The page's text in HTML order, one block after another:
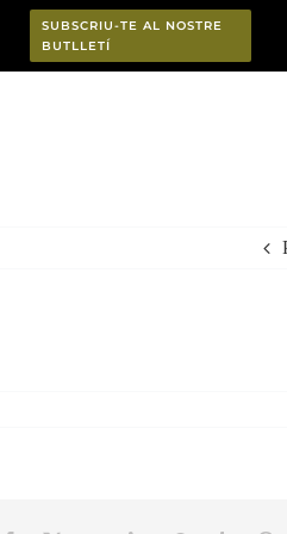
SUBSCRIU-TE AL NOSTRE
BUTLLETÍ